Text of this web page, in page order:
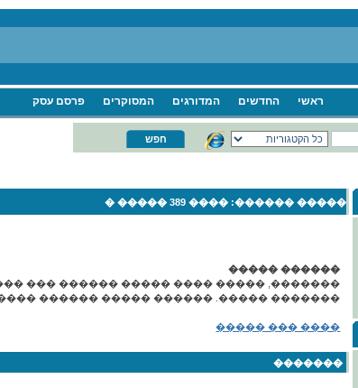
ראשי החדשים המדורגים המסוקרים פרסם עסק
����� ������:
���� 389 ����� �
������ �����
����� ���� ����� ������ ��� �����
�����. ������ ����� ������ ����� ����.
���� ��� �����
�������